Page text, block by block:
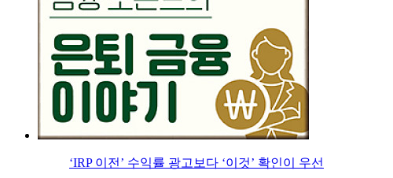
‘IRP 이전’ 수익률 광고보다 ‘이것’ 확인이 우선